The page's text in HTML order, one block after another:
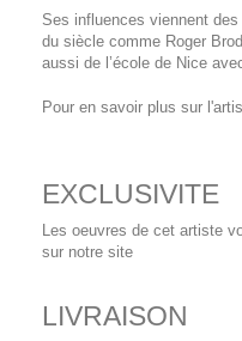
Ses influences viennent
du siècle comme Roger
aussi de l’école de Nice
Pour en savoir plus sur
EXCLUSIVITE
Les oeuvres de cet artiste
sur notre site
LIVRAISON